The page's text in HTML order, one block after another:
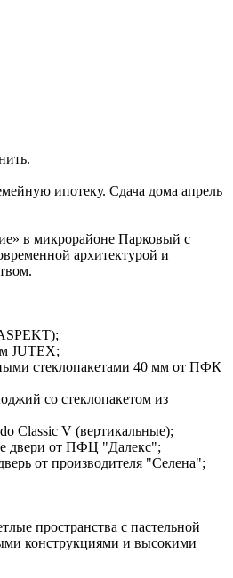
ипотеку. Сдача дома апрель
в микрорайоне Парковый с
архитектурой и
JUTEX;
стеклопакетами 40 мм от ПФК
со стеклопакетом из
Classic V (вертикальные);
двери от ПФЦ "Далекс";
от производителя "Селена";
пространства с пастельной
конструкциями и высокими